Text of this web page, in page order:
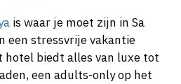
is waar je moet zijn in Sa
een stressvrije vakantie
hotel biedt alles van luxe tot
een adults-only op het